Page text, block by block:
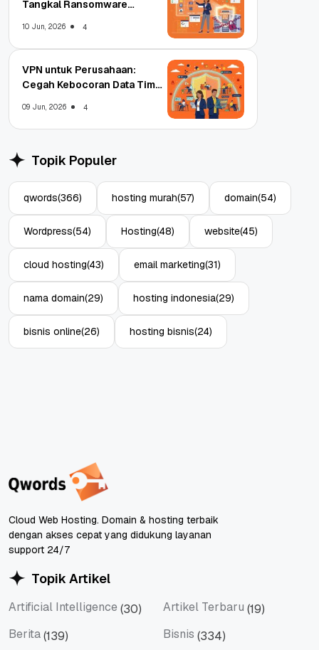
Tangkal Ransomware
10 Jun, 2026 4
VPN untuk Perusahaan:
Cegah Kebocoran Data Tim
09 Jun, 2026 4
Topik Populer
qwords(366) hosting murah(57) domain(54)
Wordpress(54) Hosting(48) website(45)
cloud hosting(43) email marketing(31)
nama domain(29) hosting indonesia(29)
bisnis online(26) hosting bisnis(24)
Cloud Web Hosting. Domain & hosting terbaik
dengan akses cepat yang didukung layanan
support 24/7
Topik Artikel
Artificial Intelligence (30) Artikel Terbaru (19)
Berita(139) Bisnis (334)